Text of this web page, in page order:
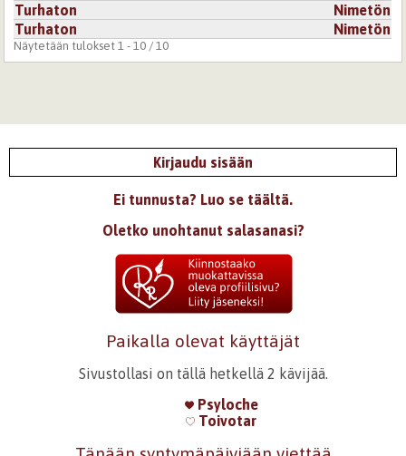
Turhaton
Nimetön
Turhaton
Nimetön
Näytetään tulokset 1 - 10 / 10
Kirjaudu sisään
Ei tunnusta? Luo se täältä.
Oletko unohtanut salasanasi?
Paikalla olevat käyttäjät
Sivustollasi on tällä hetkellä 2 kävijää.
Psyloche
Toivotar